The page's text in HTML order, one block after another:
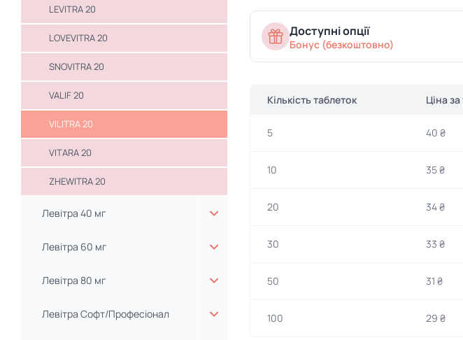
LEVITRA 20
LOVEVITRA 20
SNOVITRA 20
VALIF 20
VILITRA 20
VITARA 20
ZHEWITRA 20
Левітра 40 мг
Левітра 60 мг
Левітра 80 мг
Левітра Софт/Професіонал
Доступні опції
Бонус (безкоштовно)
Кількість таблеток Ціна
5 40 ₴
10 35 ₴
20 34 ₴
30 33 ₴
50 31 ₴
100 29 ₴